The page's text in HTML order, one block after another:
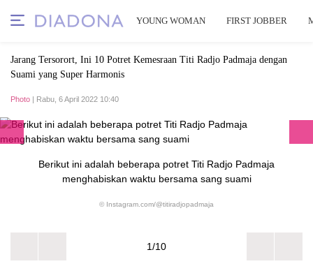
YOUNG WOMAN FIRST JOBBER
Jarang Tersorort, Ini 10 Potret Kemesraan Titi Radjo Padmaja dengan
Suami yang Super Harmonis
Photo | Rabu, 6 April 2022 10:40
Berikut ini adalah beberapa potret Titi Radjo Padmaja
menghabiskan waktu bersama sang suami
© Instagram.com/@titiradjopadmaja
1/10